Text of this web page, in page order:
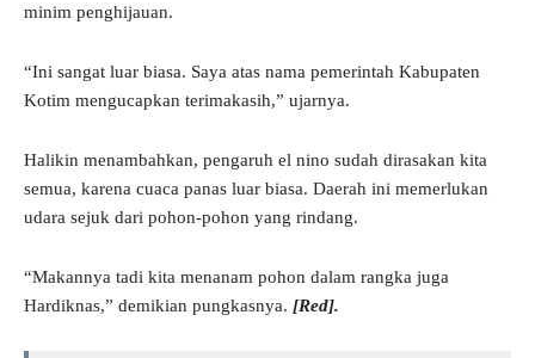
minim penghijauan.
“Ini sangat luar biasa. Saya atas nama pemerintah Kabupaten
Kotim mengucapkan terimakasih,” ujarnya.
Halikin menambahkan, pengaruh el nino sudah dirasakan kita
semua, karena cuaca panas luar biasa. Daerah ini memerlukan
udara sejuk dari pohon-pohon yang rindang.
“Makannya tadi kita menanam pohon dalam rangka juga
Hardiknas,” demikian pungkasnya. [Red].